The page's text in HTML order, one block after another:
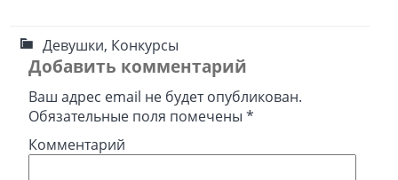
Девушки, Конкурсы
Добавить комментарий
Ваш адрес email не будет опубликован.
Обязательные поля помечены*
Комментарий